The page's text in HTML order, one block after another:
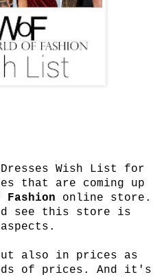
Wish List for
that are coming up
Fashion online store.
see this store is
also in prices as
of prices. And it's